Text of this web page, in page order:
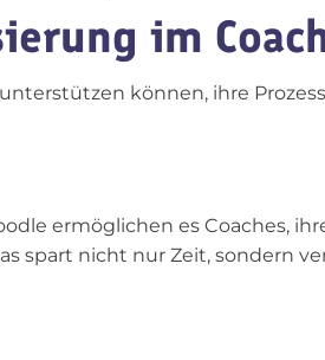
im
können, ihre
ermöglichen es Coaches,
spart nicht nur Zeit, sondern